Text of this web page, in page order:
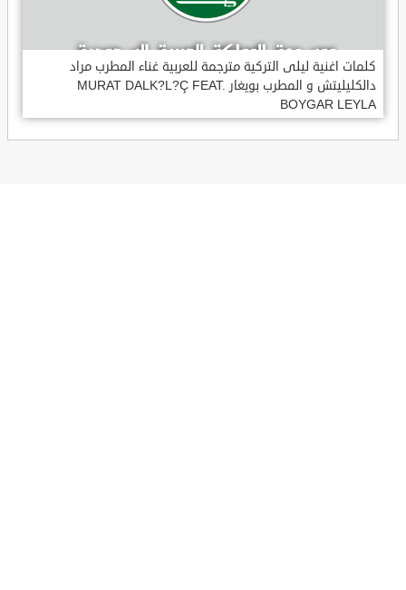
كلمات اغنية ليلى التركية مترجمة للعربية غناء المطرب مراد
دالكليليتش و المطرب بويغار MURAT DALK?L?Ç FEAT.
BOYGAR LEYLA